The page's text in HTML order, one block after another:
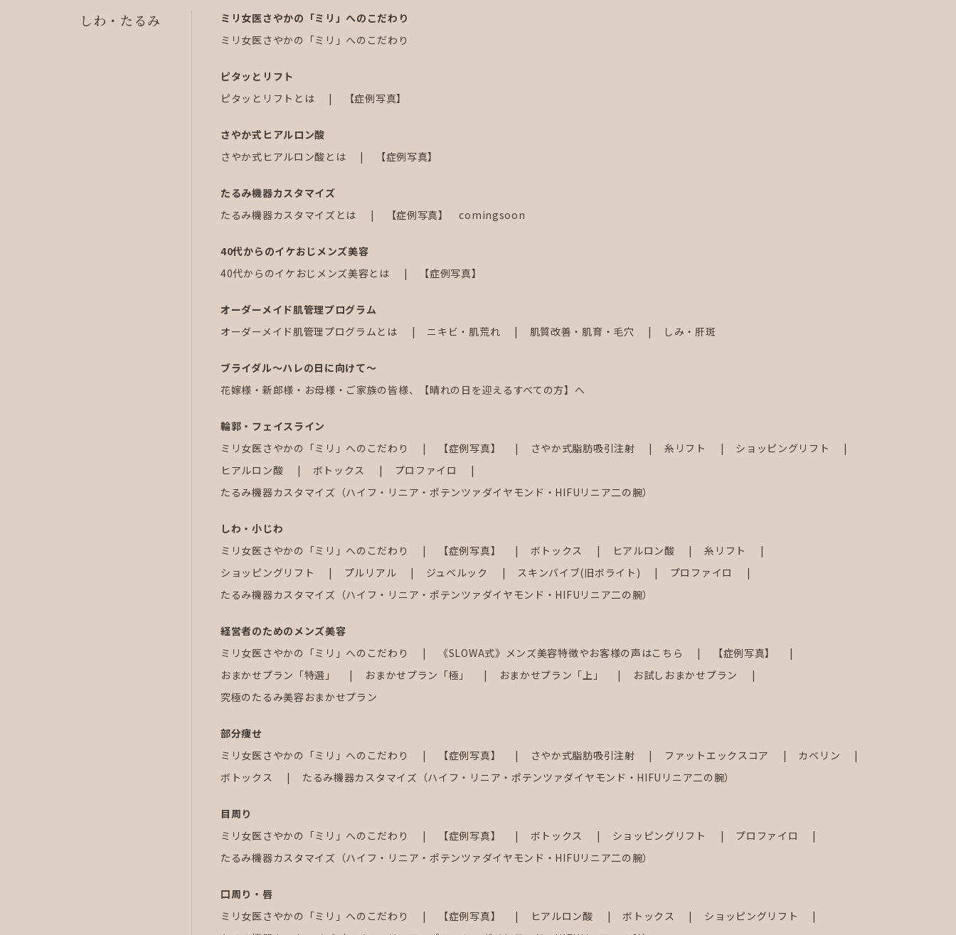
しわ・たるみ
ミリ女医さやかの「ミリ」へのこだわり
ミリ女医さやかの「ミリ」へのこだわり
ピタッとリフト
ピタッとリフトとは
【症例写真】
さやか式ヒアルロン酸
さやか式ヒアルロン酸とは
【症例写真】
たるみ機器カスタマイズ
たるみ機器カスタマイズとは
【症例写真】 comingsoon
40代からのイケおじメンズ美容
40代からのイケおじメンズ美容とは
【症例写真】
オーダーメイド肌管理プログラム
オーダーメイド肌管理プログラムとは
ニキビ・肌荒れ 肌質改善・肌育・毛穴 しみ・肝斑
ブライダル～ハレの日に向けて～
花嫁様・新郎様・お母様・ご家族の皆様、【晴れの日を迎えるすべての方】へ
輪郭・フェイスライン
ミリ女医さやかの「ミリ」へのこだわり
【症例写真】 さやか式脂肪吸引注射 糸リフト
ショッピングリフト
ヒアルロン酸
ボトックス
プロファイロ
たるみ機器カスタマイズ（ハイフ・リニア・ポテンツァダイヤモンド・HIFUリニア二の腕）
しわ・小じわ
ミリ女医さやかの「ミリ」へのこだわり
【症例写真】 ボトックス ヒアルロン酸
糸リフト
ショッピングリフト
プルリアル ジュベルック スキンバイブ(旧ボライト)
プロファイロ
たるみ機器カスタマイズ（ハイフ・リニア・ポテンツァダイヤモンド・HIFUリニア二の腕）
経営者のためのメンズ美容
ミリ女医さやかの「ミリ」へのこだわり
《SLOWA式》メンズ美容特徴やお客様の声はこちら
【症例写真】
おまかせプラン「特選」
おまかせプラン「極」 おまかせプラン「上」
お試しおまかせプラン
究極のたるみ美容おまかせプラン
部分痩せ
ミリ女医さやかの「ミリ」へのこだわり
【症例写真】 さやか式脂肪吸引注射 ファットエックスコア
カベリン
ボトックス
たるみ機器カスタマイズ（ハイフ・リニア・ポテンツァダイヤモンド・HIFUリニア二の腕）
目周り
ミリ女医さやかの「ミリ」へのこだわり
【症例写真】 ボトックス ショッピングリフト
プロファイロ
たるみ機器カスタマイズ（ハイフ・リニア・ポテンツァダイヤモンド・HIFUリニア二の腕）
口周り・唇
ミリ女医さやかの「ミリ」へのこだわり
【症例写真】 ヒアルロン酸 ボトックス
ショッピングリフト